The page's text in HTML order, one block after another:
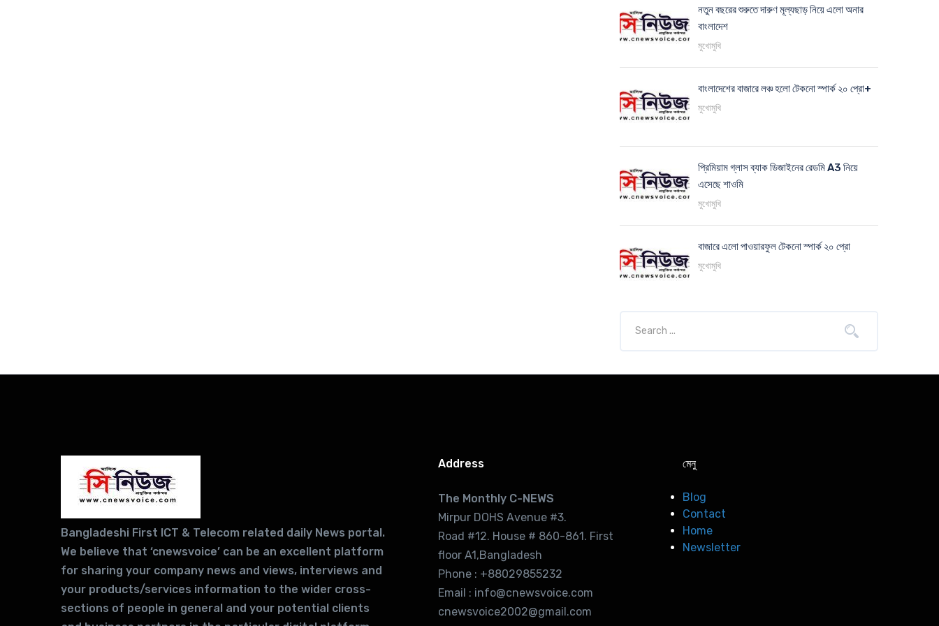
নতুন বছরের শুরুতে দারুণ মূল্যছাড় নিয়ে এলো অনার
বাংলাদেশ
মুখোমুখি
বাংলাদেশের বাজারে লঞ্চ হলো টেকনো স্পার্ক ২০ প্রো+
মুখোমুখি
প্রিমিয়াম গ্লাস ব্যাক ডিজাইনের রেডমি A3 নিয়ে
এসেছে শাওমি
মুখোমুখি
বাজারে এলো পাওয়ারফুল টেকনো স্পার্ক ২০ প্রো
মুখোমুখি
Bangladeshi First ICT & Telecom related daily News portal.
We believe that ‘cnewsvoice’ can be an excellent platform
for sharing your company news and views, interviews and
your products/services information to the wider cross-
sections of people in general and your potential clients
Address
The Monthly C-NEWS
Mirpur DOHS Avenue #3.
Road #12. House # 860-861. First
floor A1,Bangladesh
Phone : +88029855232
Email : info@cnewsvoice.com
cnewsvoice2002@gmail.com
মেনু
Blog
Contact
Home
Newsletter